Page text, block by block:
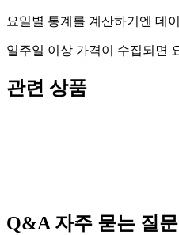
요일별 통계를 계산하기엔 데
일주일 이상 가격이 수집되면
관련 상품
Q&A자주 묻는 질문